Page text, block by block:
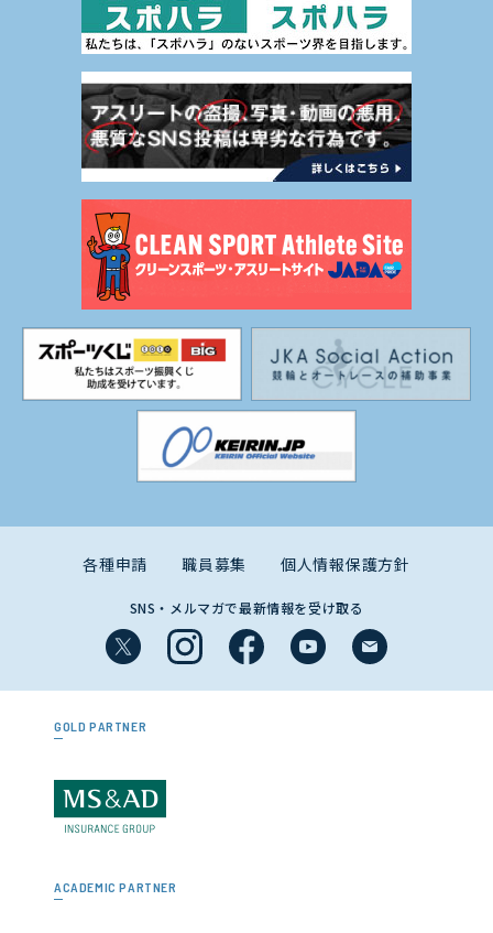
各種申請 職員募集 個人情報保護方針
SNS・メルマガで最新情報を受け取る
GOLD PARTNER
ACADEMIC PARTNER